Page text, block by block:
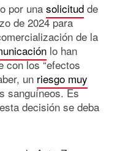
por una solicitud de
de 2024 para
de la
lo han
con los “efectos
un riesgo muy
sanguíneos. Es
decisión se deba